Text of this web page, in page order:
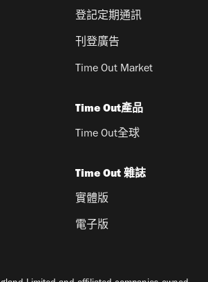
登記定期通訊
刊登廣告
Time Out Market
Time Out產品
Time Out全球
Time Out 雜誌
實體版
電子版